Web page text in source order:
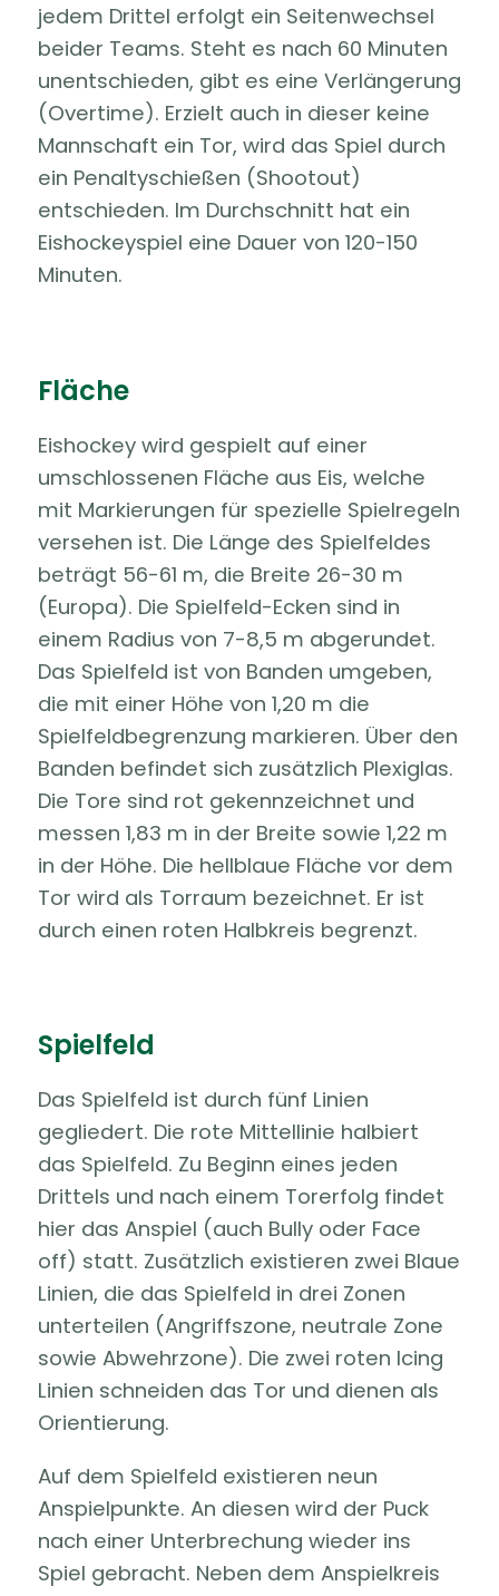
jedem Drittel erfolgt ein Seitenwechsel
beider Teams. Steht es nach 60 Minuten
unentschieden, gibt es eine Verlängerung
(Overtime). Erzielt auch in dieser keine
Mannschaft ein Tor, wird das Spiel durch
ein Penaltyschießen (Shootout)
entschieden. Im Durchschnitt hat ein
Eishockeyspiel eine Dauer von 120-150
Minuten.
Fläche
Eishockey wird gespielt auf einer
umschlossenen Fläche aus Eis, welche
mit Markierungen für spezielle Spielregeln
versehen ist. Die Länge des Spielfeldes
beträgt 56-61 m, die Breite 26-30 m
(Europa). Die Spielfeld-Ecken sind in
einem Radius von 7-8,5 m abgerundet.
Das Spielfeld ist von Banden umgeben,
die mit einer Höhe von 1,20 m die
Spielfeldbegrenzung markieren. Über den
Banden befindet sich zusätzlich Plexiglas.
Die Tore sind rot gekennzeichnet und
messen 1,83 m in der Breite sowie 1,22 m
in der Höhe. Die hellblaue Fläche vor dem
Tor wird als Torraum bezeichnet. Er ist
durch einen roten Halbkreis begrenzt.
Spielfeld
Das Spielfeld ist durch fünf Linien
gegliedert. Die rote Mittellinie halbiert
das Spielfeld. Zu Beginn eines jeden
Drittels und nach einem Torerfolg findet
hier das Anspiel (auch Bully oder Face
off) statt. Zusätzlich existieren zwei Blaue
Linien, die das Spielfeld in drei Zonen
unterteilen (Angriffszone, neutrale Zone
sowie Abwehrzone). Die zwei roten Icing
Linien schneiden das Tor und dienen als
Orientierung.
Auf dem Spielfeld existieren neun
Anspielpunkte. An diesen wird der Puck
nach einer Unterbrechung wieder ins
Spiel gebracht. Neben dem Anspielkreis